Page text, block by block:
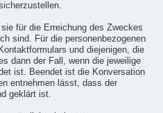
für die Erreichung des Zweckes
sind. Für die personenbezogenen
und diejenigen, die
dann der Fall, wenn die jeweilige
ist. Beendet ist die Konversation
entnehmen lässt, dass der
geklärt ist.